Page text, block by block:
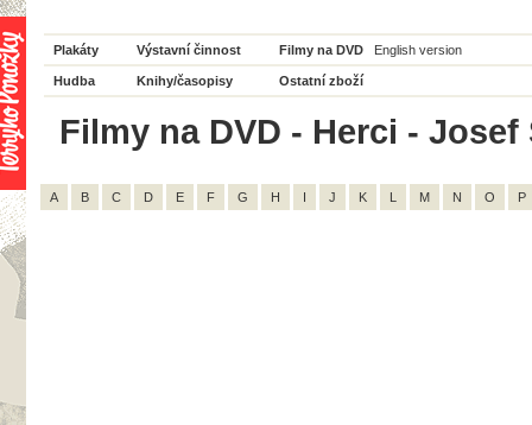
Plakáty Výstavní činnost Filmy na DVD English version
Hudba Knihy/časopisy Ostatní zboží
Filmy na DVD - Herci -
A B C D E F G H I J K L M N O P